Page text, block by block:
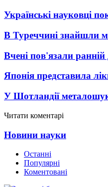
Українські науковці
В Туреччині знайшли
Вчені пов'язали
Японія представила
У Шотландії
Читати коментарі
Новини науки
Останні
Популярні
Коментовані